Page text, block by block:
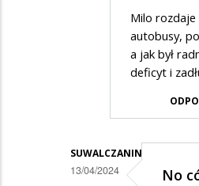
komunikacja
Milo rozdaje
autobusy,
a jak był
deficyt i
SUWALCZANIN
13/04/2024 No